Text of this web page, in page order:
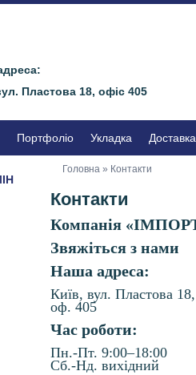
Пластова 18, офіс 405
Портфоліо Укладка
Головна » Контакти
Контакти
Компанія
Звяжіться з нами
Наша адреса:
Київ, вул. Пластова 18,
оф. 405
Час роботи:
Пн.-Пт. 9:00–18:00
Сб.-Нд. вихідний